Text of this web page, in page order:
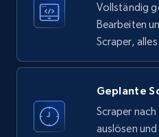
business account, Is
verified, and more.
Vollständig
Bearbeiten
Scraper,
Geplante
Scraper
auslösen